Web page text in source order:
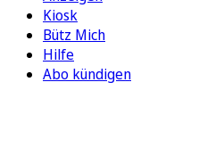
Kiosk
Bütz Mich
Hilfe
Abo kündigen